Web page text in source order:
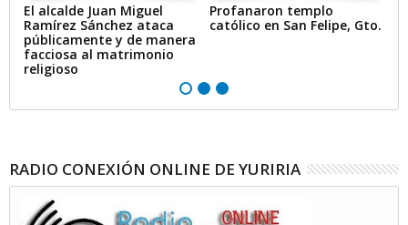
El alcalde Juan Miguel
Ramírez Sánchez ataca
públicamente y de manera
facciosa al matrimonio
religioso
Profanaron templo
católico en San Felipe, Gto.
RADIO CONEXIÓN ONLINE DE YURIRIA